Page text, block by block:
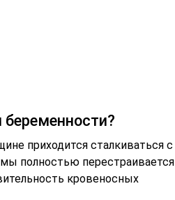
приходится сталкиваться с
полностью перестраивается
кровеносных